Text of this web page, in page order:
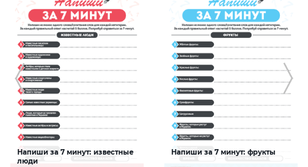
Напиши за 7 минут: известные
люди
Напиши за 7 минут: фрукты